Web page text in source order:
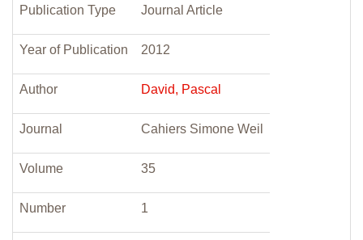
Publication Type Journal Article
Year of Publication 2012
Author David, Pascal
Journal Cahiers Simone Weil
Volume 35
Number 1